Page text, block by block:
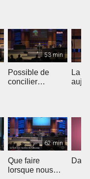
53 min
Possible de
concilier
La
62 min
Que faire
lorsque nous